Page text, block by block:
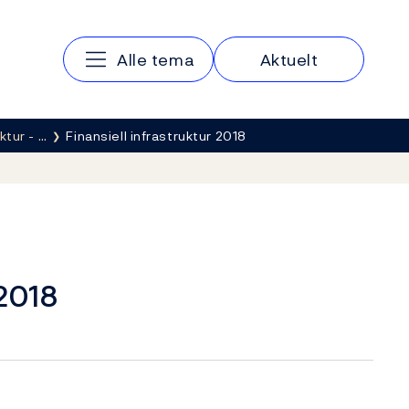
Hovedmeny
Alle tema Aktuelt
- … Finansiell infrastruktur 2018